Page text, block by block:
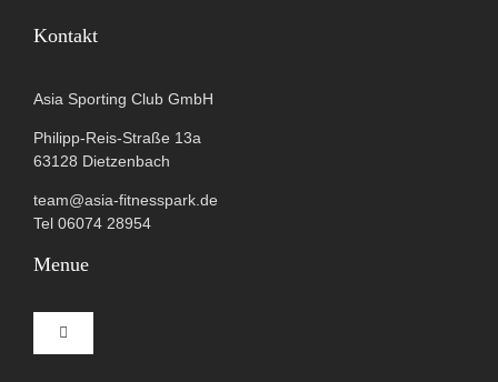
Kontakt
Asia Sporting Club GmbH
Philipp-Reis-Straße 13a
63128 Dietzenbach
team@asia-fitnesspark.de
Tel 06074 28954
Menue
Toggle
Navigation